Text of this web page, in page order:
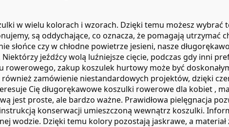
w wielu kolorach i wzorach. Dzięki temu możesz
są oddychające, co oznacza, że pomagają utrzymać
słońce czy w chłodne powietrze jesieni, nasze
jeźdźcy wolą luźniejsze cięcie, podczas gdy inni
rowerowego, zakup koszulek hurtowy może być
zamówienie niestandardowych projektów, dzięki
Ciędługorękawowe koszulki rowerowe dla kobiet ,
jest proste, ale bardzo ważne. Prawidłowa pielęgnacja
konserwacji umieszczoną wewnątrz koszulki.
wodzie. Dzięki temu kolory pozostają jaskrawe, a